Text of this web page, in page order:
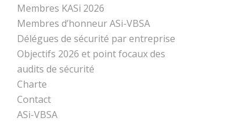
Membres KASi 2026
Membres d’honneur ASi-VBSA
Délégues de sécurité par entreprise
Objectifs 2026 et point focaux des
audits de sécurité
Charte
Contact
ASi-VBSA